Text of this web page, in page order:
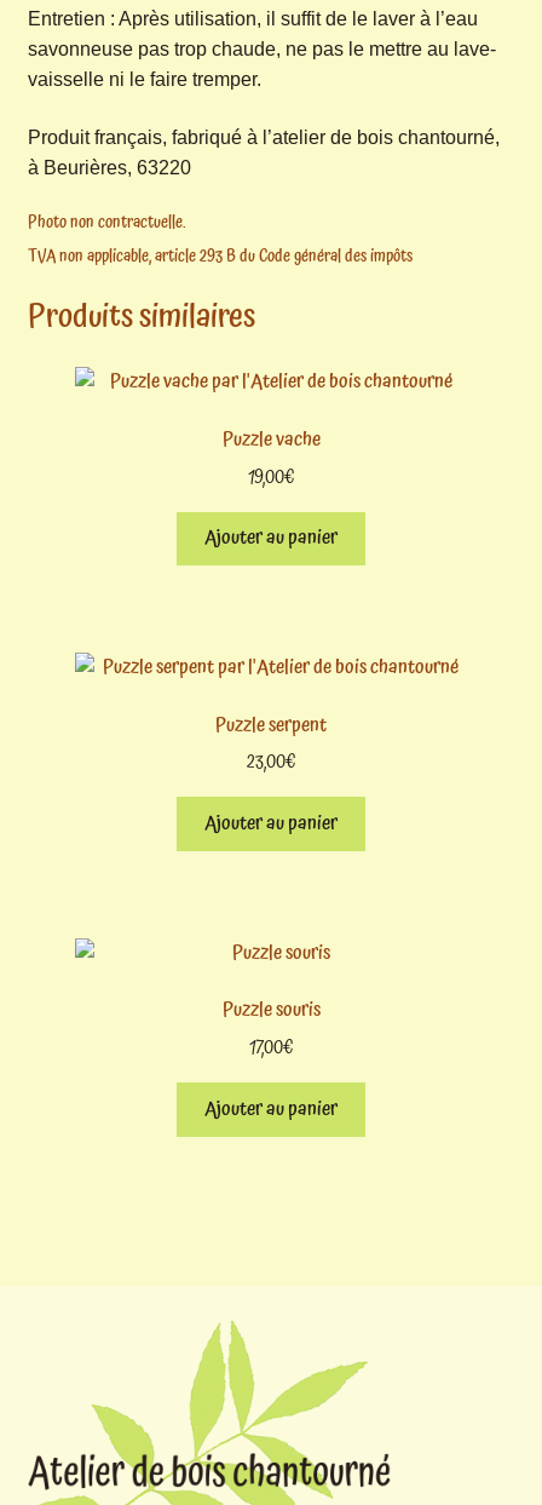
Entretien : Après utilisation, il suffit de le laver à l’eau
savonneuse pas trop chaude, ne pas le mettre au lave-
vaisselle ni le faire tremper.
Produit français, fabriqué à l’atelier de bois chantourné,
à Beurières, 63220
Photo non contractuelle.
TVA non applicable, article 293 B du Code général des impôts
Produits similaires
Puzzle vache
19,00€
Ajouter au panier
Puzzle serpent
23,00€
Ajouter au panier
Puzzle souris
17,00€
Ajouter au panier